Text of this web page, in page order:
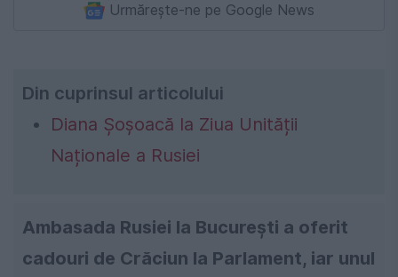
Urmărește-ne pe Google News
Din cuprinsul articolului
Diana Şoşoacă la Ziua Unității
Naționale a Rusiei
Ambasada Rusiei la București a oferit
cadouri de Crăciun la Parlament, iar unul